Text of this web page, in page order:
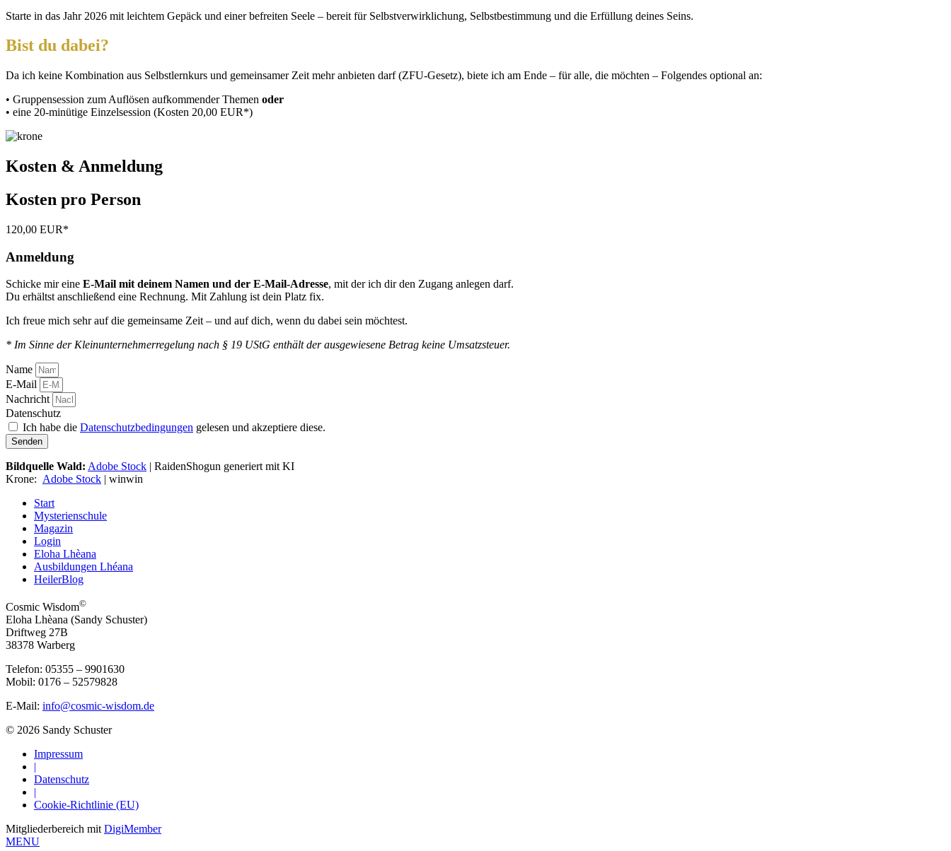
Starte in das Jahr 2026 mit leichtem Gepäck und einer befreiten Seele – bereit für Selbstverwirklichung, Selbstbestimmung und die Erfüllung deines Seins.
Bist du dabei?
Da ich keine Kombination aus Selbstlernkurs und gemeinsamer Zeit mehr anbieten darf (ZFU-Gesetz), biete ich am Ende – für alle, die möchten – Folgendes optional an:
• Gruppensession zum Auflösen aufkommender Themen oder
• eine 20-minütige Einzelsession (Kosten 20,00 EUR*)
Kosten & Anmeldung
Kosten pro Person
120,00 EUR*
Anmeldung
Schicke mir eine E-Mail mit deinem Namen und der E-Mail-Adresse, mit der ich dir den Zugang anlegen darf.
Du erhältst anschließend eine Rechnung. Mit Zahlung ist dein Platz fix.
Ich freue mich sehr auf die gemeinsame Zeit – und auf dich, wenn du dabei sein möchtest.
* Im Sinne der Kleinunternehmerregelung nach § 19 UStG enthält der ausgewiesene Betrag keine Umsatzsteuer.
Name
E-Mail
Nachricht
Datenschutz
Ich habe die Datenschutzbedingungen gelesen und akzeptiere diese.
Senden
Bildquelle Wald: Adobe Stock | RaidenShogun generiert mit KI
Krone: Adobe Stock | winwin
Start
Mysterienschule
Magazin
Login
Eloha Lhèana
Ausbildungen Lhéana
HeilerBlog
Cosmic Wisdom©
Eloha Lhèana (Sandy Schuster)
Driftweg 27B
38378 Warberg
Telefon: 05355 – 9901630
Mobil: 0176 – 52579828
E-Mail: info@cosmic-wisdom.de
© 2026 Sandy Schuster
Impressum
|
Datenschutz
|
Cookie-Richtlinie (EU)
Mitgliederbereich mit DigiMember
MENU